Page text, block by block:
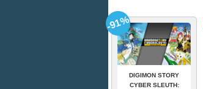
DIGIMON STORY
CYBER SLEUTH:
-91%